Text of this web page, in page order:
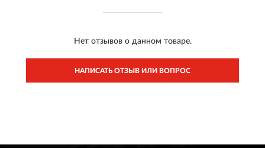
Нет отзывов о данном товаре.
НАПИСАТЬ ОТЗЫВ ИЛИ ВОПРОС